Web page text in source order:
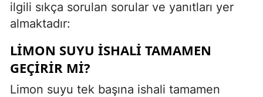
ilgili sıkça sorulan sorular ve yanıtları yer
almaktadır:
LIMON SUYU ISHALI TAMAMEN
GEÇIRIR MI?
Limon suyu tek başına ishali tamamen